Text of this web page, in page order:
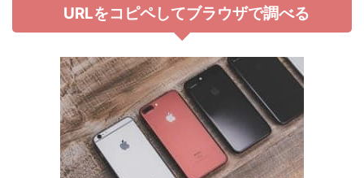
URLをコピペしてブラウザで調べる